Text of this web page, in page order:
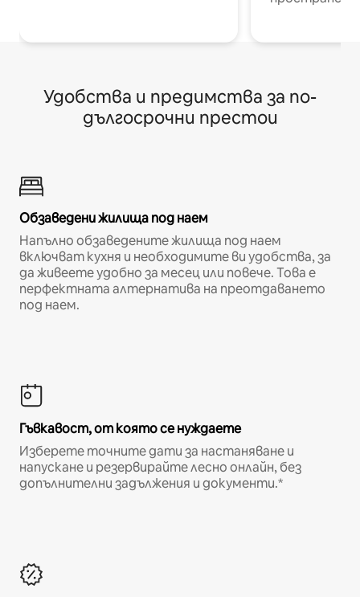
Удобства и предимства за по-
дългосрочни престои
Обзаведени жилища под наем
Напълно обзаведените жилища под наем
включват кухня и необходимите ви удобства, за
да живеете удобно за месец или повече. Това е
перфектната алтернатива на преотдаването
под наем.
Гъвкавост, от която се нуждаете
Изберете точните дати за настаняване и
напускане и резервирайте лесно онлайн, без
допълнителни задължения и документи.*